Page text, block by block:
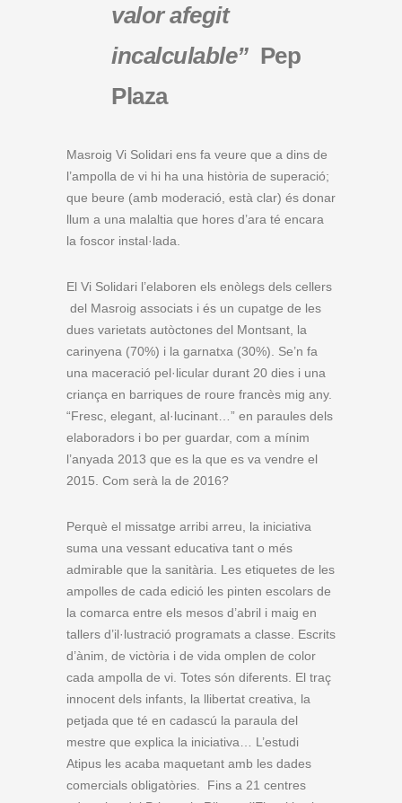
valor afegit
incalculable”Pep
Plaza
Masroig Vi Solidari ens fa veure que a dins de
l’ampolla de vi hi ha una història de superació;
que beure (amb moderació, està clar) és donar
llum a una malaltia que hores d’ara té encara
la foscor instal·lada.
El Vi Solidari l’elaboren els enòlegs dels cellers
del Masroig associats i és un cupatge de les
dues varietats autòctones del Montsant, la
carinyena (70%) i la garnatxa (30%). Se’n fa
una maceració pel·licular durant 20 dies i una
criança en barriques de roure francès mig any.
“Fresc, elegant, al·lucinant…” en paraules dels
elaboradors i bo per guardar, com a mínim
l’anyada 2013 que es la que es va vendre el
2015. Com serà la de 2016?
Perquè el missatge arribi arreu, la iniciativa
suma una vessant educativa tant o més
admirable que la sanitària. Les etiquetes de les
ampolles de cada edició les pinten escolars de
la comarca entre els mesos d’abril i maig en
tallers d’il·lustració programats a classe. Escrits
d’ànim, de victòria i de vida omplen de color
cada ampolla de vi. Totes són diferents. El traç
innocent dels infants, la llibertat creativa, la
petjada que té en cadascú la paraula del
mestre que explica la iniciativa… L’estudi
Atipus les acaba maquetant amb les dades
comercials obligatòries. Fins a 21 centres